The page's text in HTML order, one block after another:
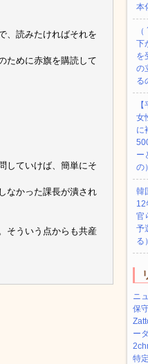
、読みたければそれを
ために赤旗を購読して
していけば、簡単にそ
なかった課長が潰され
そういう点からも共産
本
下
を
の
る
女
に
ー
の
韓
12
官
予
る
ニ
保
ー
特